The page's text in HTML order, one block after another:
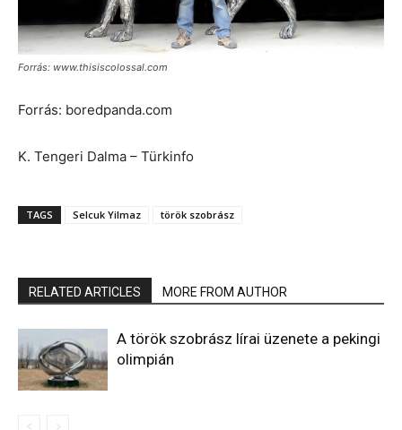
Forrás: www.thisiscolossal.com
Forrás: boredpanda.com
K. Tengeri Dalma – Türkinfo
TAGS Selcuk Yilmaz török szobrász
RELATED ARTICLES MORE FROM AUTHOR
A török ​​szobrász lírai üzenete a pekingi
olimpián